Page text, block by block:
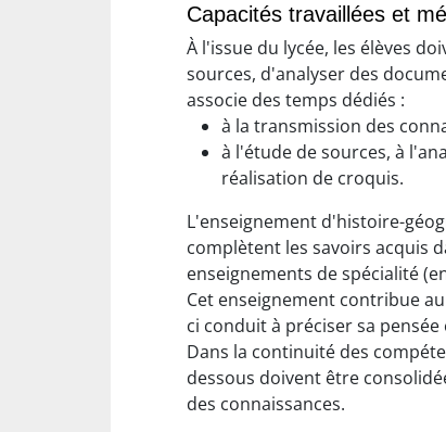
Capacités travaillées et
À l'issue du lycée, les élèves
sources, d'analyser des
associe des temps dédiés :
à la transmission des
à l'étude de sources, à
réalisation de croquis.
L'enseignement d'histoire-
complètent les savoirs acquis
enseignements de spécialité
Cet enseignement contribue
ci conduit à préciser sa
Dans la continuité des
dessous doivent être
des connaissances.